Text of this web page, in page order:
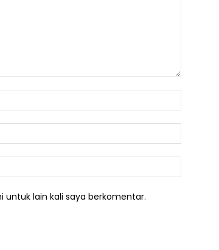
untuk lain kali saya berkomentar.